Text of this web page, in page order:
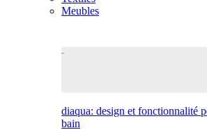
Meubles
diaqua: design et fonctionnalité
bain